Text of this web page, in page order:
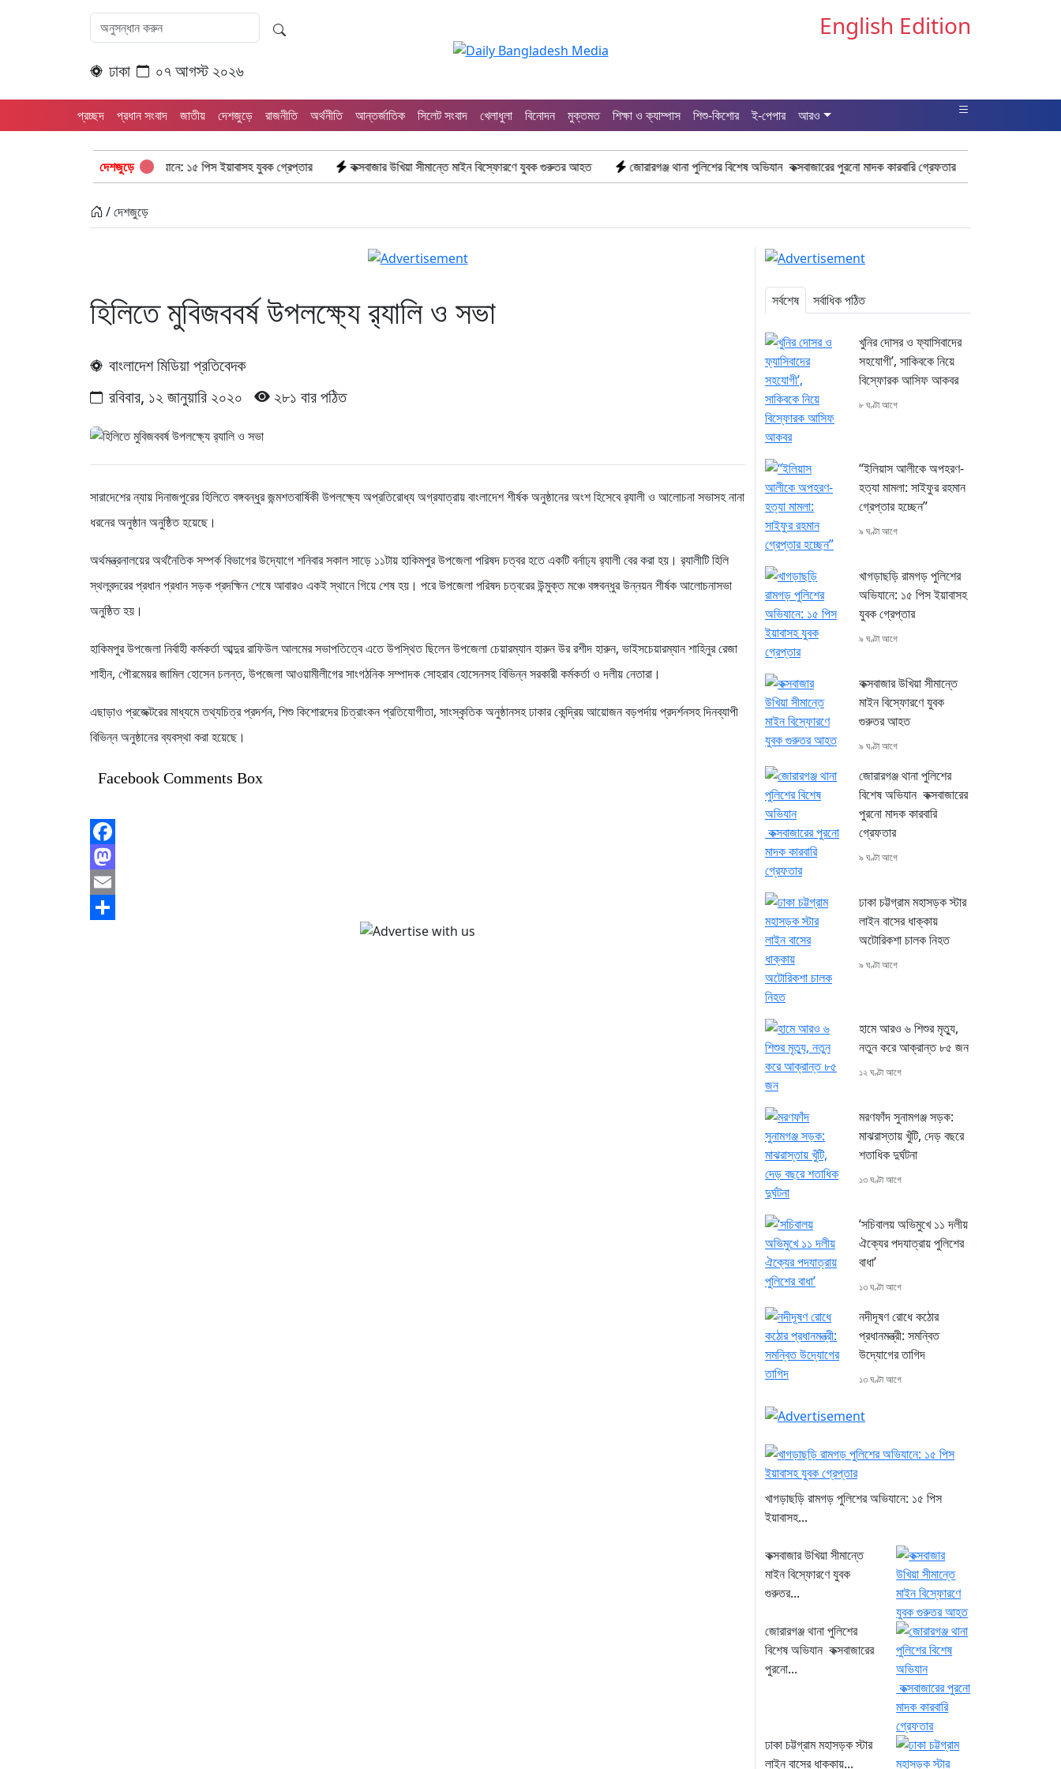
ঢাকা ০৭ আগস্ট ২০২৬
English Edition
প্রচ্ছদ প্রধান সংবাদ জাতীয় দেশজুড়ে রাজনীতি অর্থনীতি আন্তর্জাতিক সিলেট সংবাদ খেলাধুলা বিনোদন মুক্তমত শিক্ষা ও ক্যাম্পাস শিশু-কিশোর ই-পেপার আরও
দেশজুড়ে
রামগড় পুলিশের অভিযানে: ১৫ পিস ইয়াবাসহ যুবক গ্রেপ্তার কক্সবাজার উখিয়া সীমান্তে মাইন বিস্ফোরণে যুবক গুরুতর আহত জোরারগঞ্জ থানা পুলিশের বিশেষ অভিযান কক্সবাজারের পুরনো মাদক কারবারি গ্রেফতার ঢাকা চট্টগ্রাম মহাসড়ক স্টার
/ দেশজুড়ে
হিলিতে মুবিজববর্ষ উপলক্ষ্যে র‌্যালি ও সভা
বাংলাদেশ মিডিয়া প্রতিবেদক
রবিবার, ১২ জানুয়ারি ২০২০
২৮১ বার পঠিত
সারাদেশের ন্যায় দিনাজপুরের হিলিতে বঙ্গবন্ধুর জন্মশতবার্ষিকী উপলক্ষ্যে অপ্রতিরোধ্য অগ্রযাত্রায় বাংলাদেশ শীর্ষক অনুষ্ঠানের অংশ হিসেবে র‌্যালী ও আলোচনা সভাসহ নানা
ধরনের অনুষ্ঠান অনুষ্ঠিত হয়েছে।
অর্থমন্ত্রনালয়ের অর্থনৈতিক সম্পর্ক বিভাগের উদ্যোগে শনিবার সকাল সাড়ে ১১টায় হাকিমপুর উপজেলা পরিষদ চত্বর হতে একটি বর্নাঢ্য র‌্যালী বের করা হয়। র‌্যালীটি হিলি
স্থলবন্দরের প্রধান প্রধান সড়ক প্রদক্ষিন শেষে আবারও একই স্থানে গিয়ে শেষ হয়। পরে উপজেলা পরিষদ চত্বরের উন্মুক্ত মঞ্চে বঙ্গবন্ধুর উন্নয়ন শীর্ষক আলোচনাসভা
অনুষ্ঠিত হয়।
হাকিমপুর উপজেলা নির্বাহী কর্মকর্তা আব্দুর রাফিউল আলমের সভাপতিত্বে এতে উপস্থিত ছিলেন উপজেলা চেয়ারম্যান হারুন উর রশীদ হারুন, ভাইসচেয়ারম্যান শাহিনুর রেজা
শাহীন, পৌরমেয়র জামিল হোসেন চলন্ত, উপজেলা আওয়ামীলীগের সাংগঠনিক সম্পাদক সোহরাব হোসেনসহ বিভিন্ন সরকারী কর্মকর্তা ও দলীয় নেতারা।
এছাড়াও প্রজেক্টরের মাধ্যমে তথ্যচিত্র প্রদর্শন, শিশু কিশোরদের চিত্রাংকন প্রতিযোগীতা, সাংস্কৃতিক অনুষ্ঠানসহ ঢাকার কেন্দ্রিয় আয়োজন বড়পর্দায় প্রদর্শনসহ দিনব্যাপী
বিভিন্ন অনুষ্ঠানের ব্যবস্থা করা হয়েছে।
Facebook Comments Box
Facebook
Mastodon
Email
সর্বশেষ সর্বাধিক পঠিত
খুনির দোসর ও ফ্যাসিবাদের
সহযোগী’, সাকিবকে নিয়ে
বিস্ফোরক আসিফ আকবর
৮ ঘণ্টা আগে
“ইলিয়াস আলীকে অপহরণ-
হত্যা মামলা: সাইফুর রহমান
গ্রেপ্তার হচ্ছেন”
৯ ঘণ্টা আগে
খাগড়াছড়ি রামগড় পুলিশের
অভিযানে: ১৫ পিস ইয়াবাসহ
যুবক গ্রেপ্তার
৯ ঘণ্টা আগে
কক্সবাজার উখিয়া সীমান্তে
মাইন বিস্ফোরণে যুবক
গুরুতর আহত
৯ ঘণ্টা আগে
জোরারগঞ্জ থানা পুলিশের
বিশেষ অভিযান কক্সবাজারের
পুরনো মাদক কারবারি
গ্রেফতার
৯ ঘণ্টা আগে
ঢাকা চট্টগ্রাম মহাসড়ক স্টার
লাইন বাসের ধাক্কায়
অটোরিকশা চালক নিহত
৯ ঘণ্টা আগে
হামে আরও ৬ শিশুর মৃত্যু,
নতুন করে আক্রান্ত ৮৫ জন
১২ ঘণ্টা আগে
মরণফাঁদ সুনামগঞ্জ সড়ক:
মাঝরাস্তায় খুঁটি, দেড় বছরে
শতাধিক দুর্ঘটনা
১৩ ঘণ্টা আগে
‘সচিবালয় অভিমুখে ১১ দলীয়
ঐক্যের পদযাত্রায় পুলিশের
বাধা’
১৩ ঘণ্টা আগে
নদীদূষণ রোধে কঠোর
প্রধানমন্ত্রী: সমন্বিত
উদ্যোগের তাগিদ
১৩ ঘণ্টা আগে
খাগড়াছড়ি রামগড় পুলিশের অভিযানে: ১৫ পিস
ইয়াবাসহ...
কক্সবাজার উখিয়া সীমান্তে
মাইন বিস্ফোরণে যুবক
গুরুতর...
জোরারগঞ্জ থানা পুলিশের
বিশেষ অভিযান কক্সবাজারের
পুরনো...
ঢাকা চট্টগ্রাম মহাসড়ক স্টার
লাইন বাসের ধাক্কায়...